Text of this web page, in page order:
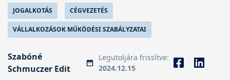
JOGALKOTÁS CÉGVEZETÉS
VÁLLALKOZÁSOK MŰKÖDÉSI SZABÁLYZATAI
Szabóné
Schmuczer Edit
Legutoljára frissítve:
2024.12.15